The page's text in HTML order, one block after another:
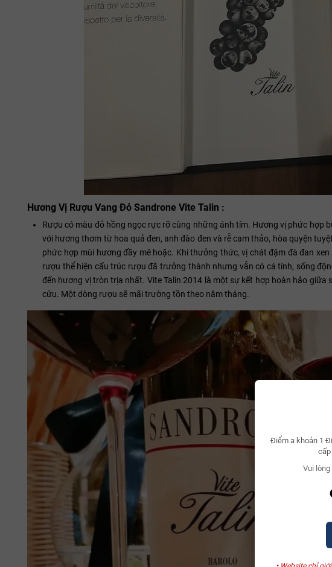
Điểm a khoản 1
cấp
Vui
Hương Vị Rượu Vang Đỏ Sandrone Vite Talin :
Rượu có màu đỏ hồng ngọc rực rỡ cùng những ánh tím. Hương vị phức hợp
với hương thơm từ hoa quả đen, anh đào đen và rễ cam thảo, hòa quyện
phức hợp mùi hương đầy mê hoặc. Khi thưởng thức, vị chát đậm đà đan
rượu thể hiện cấu trúc rượu đã trưởng thành nhưng vẫn có cá tính, sống
đến hương vị tròn trịa nhất. Vite Talin 2014 là một sự kết hợp hoàn hảo
cửu. Một dòng rượu sẽ mãi trường tồn theo năm tháng.